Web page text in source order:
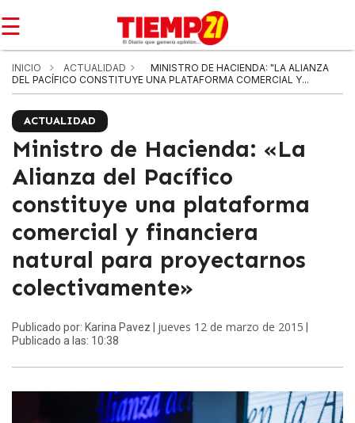
☰
INICIO ACTUALIDAD
MINISTRO DE HACIENDA: "LA ALIANZA
DEL PACÍFICO CONSTITUYE UNA PLATAFORMA COMERCIAL Y...
ACTUALIDAD
Ministro de Hacienda: «La
Alianza del Pacífico
constituye una plataforma
comercial y financiera
natural para proyectarnos
colectivamente»
Publicado por: Karina Pavez | jueves 12 de marzo de 2015
Publicado a las: 10:38